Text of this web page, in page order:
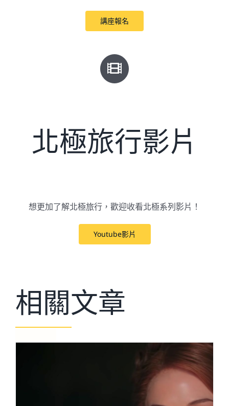
講座報名
北極旅行影片
想更加了解北極旅行，歡迎收看北極系列影片！
Youtube影片
相關文章